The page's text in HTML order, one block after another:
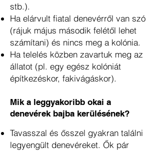
stb.).
Ha elárvult fiatal denevérről van szó
(rájuk május második felétől lehet
számítani) és nincs meg a kolónia.
Ha telelés közben zavartuk meg az
állatot (pl. egy egész kolóniát
építkezéskor, fakivágáskor).
Mik a leggyakoribb okai a
denevérek bajba kerülésének?
Tavasszal és ősszel gyakran találni
legyengült denevéreket. Ők pár